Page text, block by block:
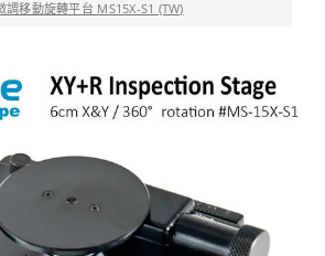
調移動旋轉平台 MS15X-S1 (TW)